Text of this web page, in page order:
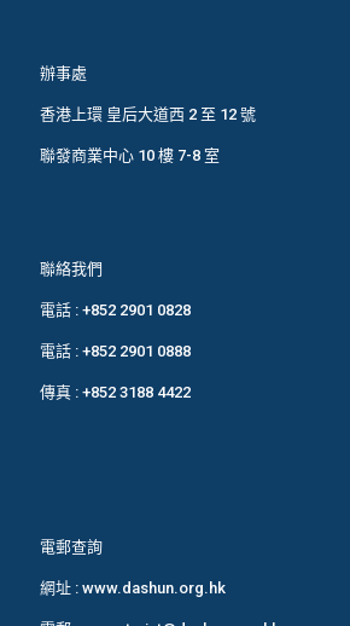
辦事處
香港上環 皇后大道西 2 至 12 號
聯發商業中心 10 樓 7-8 室
聯絡我們
電話 : +852 2901 0828
電話 : +852 2901 0888
傳真 : +852 3188 4422
電郵查詢
網址 : www.dashun.org.hk